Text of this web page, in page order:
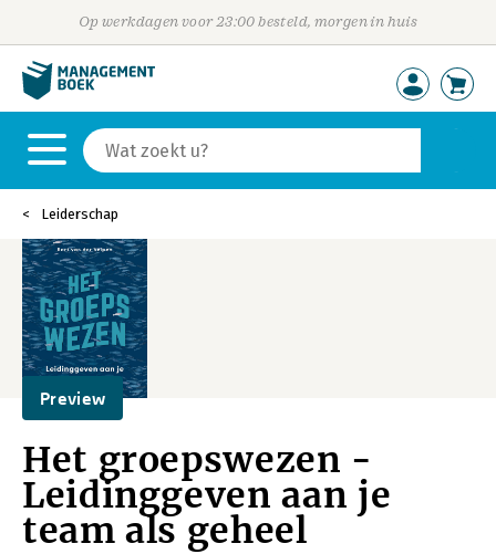
Op werkdagen voor 23:00 besteld, morgen in huis
Leiderschap
Preview
Het groepswezen -
Leidinggeven aan je
team als geheel